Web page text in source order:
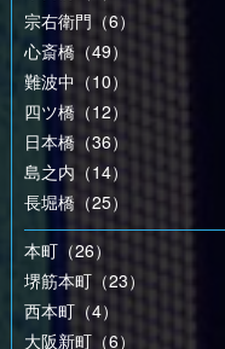
宗右衛門（6）
心斎橋（49）
難波中（10）
四ツ橋（12）
日本橋（36）
島之内（14）
長堀橋（25）
本町（26）
堺筋本町（23）
西本町（4）
大阪新町（6）